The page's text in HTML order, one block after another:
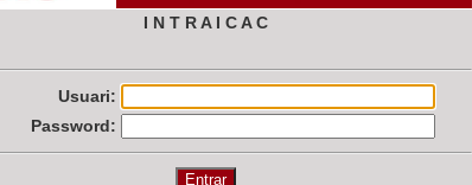
I N T R A I C A C
Usuari:
Password: